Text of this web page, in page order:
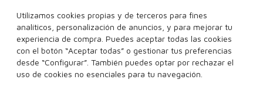
15,00€ 10,95€
Añadir a la cesta
Ver más...
Añadir a la cesta
Utilizamos cookies propias y de terceros para fines
analíticos, personalización de anuncios, y para mejorar tu
experiencia de compra. Puedes aceptar todas las cookies
con el botón “Aceptar todas” o gestionar tus preferencias
desde “Configurar”. También puedes optar por rechazar el
uso de cookies no esenciales para tu navegación.